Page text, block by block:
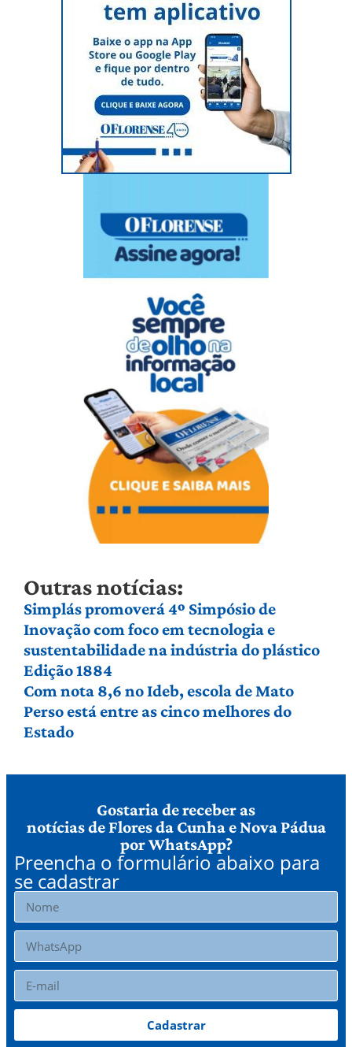
Outras notícias:
Simplás promoverá 4º Simpósio de
Inovação com foco em tecnologia e
sustentabilidade na indústria do plástico
Edição 1884
Com nota 8,6 no Ideb, escola de Mato
Perso está entre as cinco melhores do
Estado
Gostaria de receber as
notícias de Flores da Cunha e Nova Pádua
por WhatsApp?
Preencha o formulário abaixo para
se cadastrar
Cadastrar